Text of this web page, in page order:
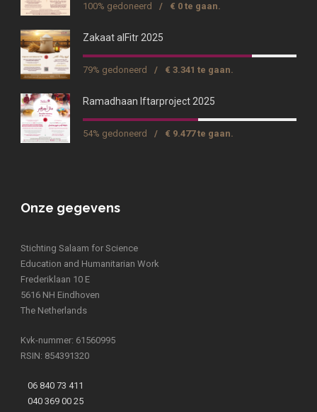
100% gedoneerd / € 0 te gaan.
Zakaat alFitr 2025
79% gedoneerd / € 3.341 te gaan.
Ramadhaan Iftarproject 2025
54% gedoneerd / € 9.477 te gaan.
Onze gegevens
Stichting Salaam for Science
Education and Humanitarian Work
Frederiklaan 10 E
5616 NH Eindhoven
The Netherlands
Kvk-nummer: 61560995
RSIN: 854391320
06 840 73 411
040 369 00 25